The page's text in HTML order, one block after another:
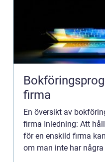
firma
En översikt av
firma Inledning: Att
för en enskild firma
om man inte har